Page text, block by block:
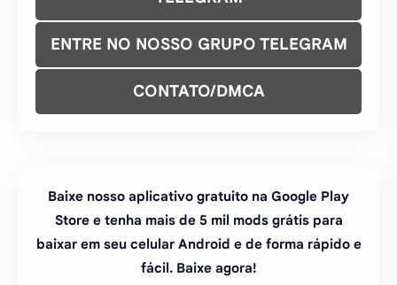
ENTRE NO NOSSO GRUPO TELEGRAM
CONTATO/DMCA
Baixe nosso aplicativo gratuito na Google Play
Store e tenha mais de 5 mil mods grátis para
baixar em seu celular Android e de forma rápido e
fácil. Baixe agora!